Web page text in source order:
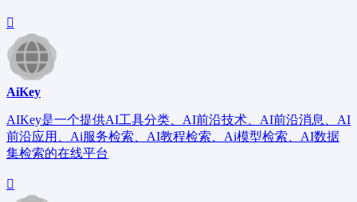
AiKey
AIKey是一个提供AI工具分类、AI前沿技术、AI前沿消息、AI
前沿应用、Ai服务检索、AI教程检索、Ai模型检索、AI数据
集检索的在线平台